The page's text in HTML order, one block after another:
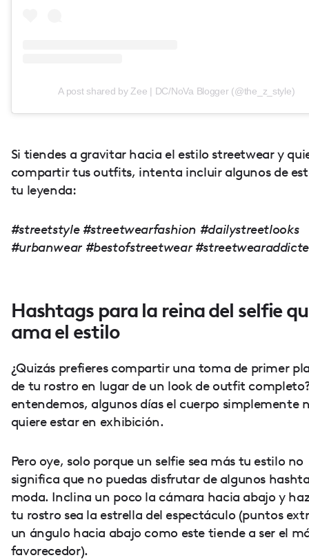
A post shared by Zee | DC/NoVa Blogger (@the_z_style)
Si tiendes a gravitar hacia el estilo streetwear y
compartir tus outfits, intenta incluir algunos de
tu leyenda:
#streetstyle #streetwearfashion #dailystreetlooks
#urbanwear #bestofstreetwear
Hashtags para la reina del selfie
ama el estilo
¿Quizás prefieres compartir una toma de primer
de tu rostro en lugar de un look de outfit
entendemos, algunos días el cuerpo simplemente
quiere estar en exhibición.
Pero oye, solo porque un selfie sea más tu estilo no
significa que no puedas disfrutar de algunos
moda. Inclina un poco la cámara hacia abajo y
tu rostro sea la estrella del espectáculo (puntos
un ángulo hacia abajo como este tiende a ser el
favorecedor).